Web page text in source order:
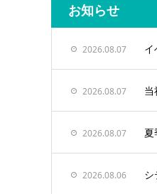
お知らせ
2026.08.07 イ
2026.08.07
2026.08.07
2026.08.06